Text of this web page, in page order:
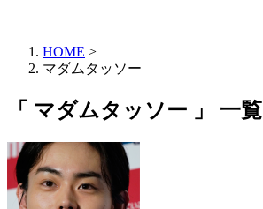
HOME >
マダムタッソー
「 マダムタッソー 」 一覧